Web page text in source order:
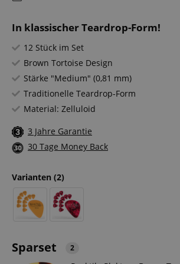
In klassischer Teardrop-Form!
12 Stück im Set
Brown Tortoise Design
Stärke "Medium" (0,81 mm)
Traditionelle Teardrop-Form
Material: Zelluloid
3 Jahre Garantie
30 Tage Money Back
Varianten (2)
Sparset 2